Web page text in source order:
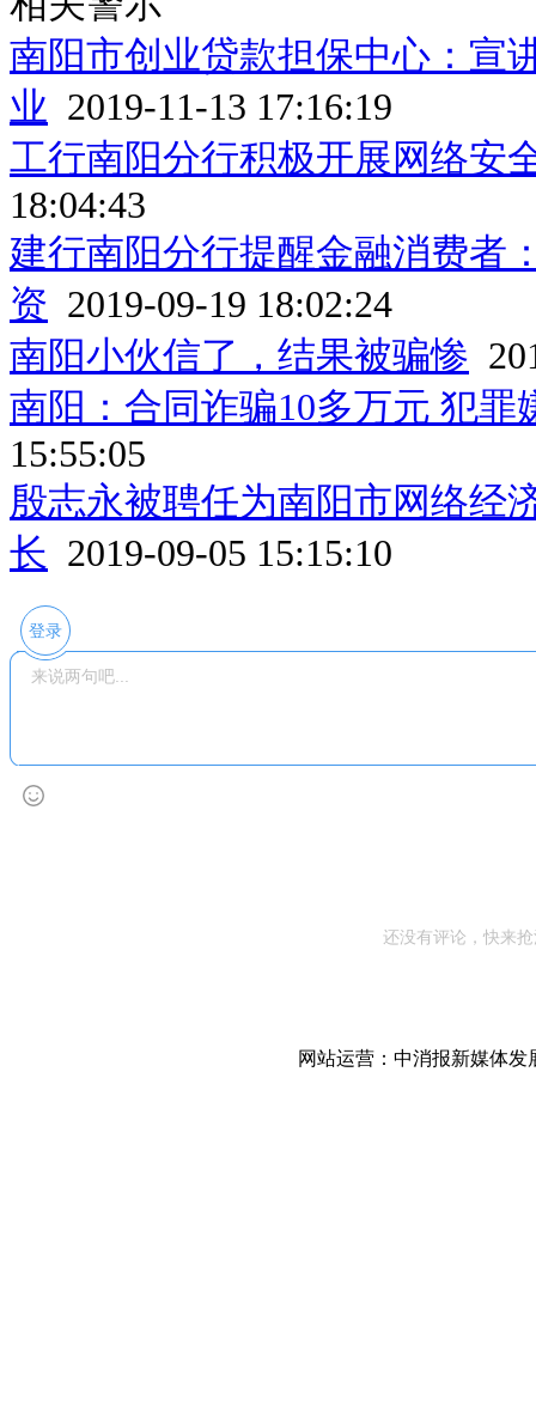
南阳市创业贷款担保中心：宣
业 2019-11-13 17:16:19
工行南阳分行积极开展网络安
18:04:43
建行南阳分行提醒金融消费者
资 2019-09-19 18:02:24
南阳小伙信了，结果被骗惨
南阳：合同诈骗10多万元 犯罪
15:55:05
殷志永被聘任为南阳市网络经
长 2019-09-05 15:15:10
登录
还没有评论，快来
网站运营：中消报新媒体